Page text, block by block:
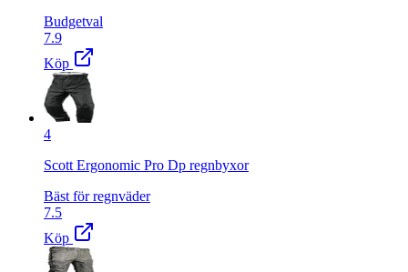
Budgetval
7.9
Köp
4
Scott Ergonomic Pro Dp regnbyxor
Bäst för regnväder
7.5
Köp